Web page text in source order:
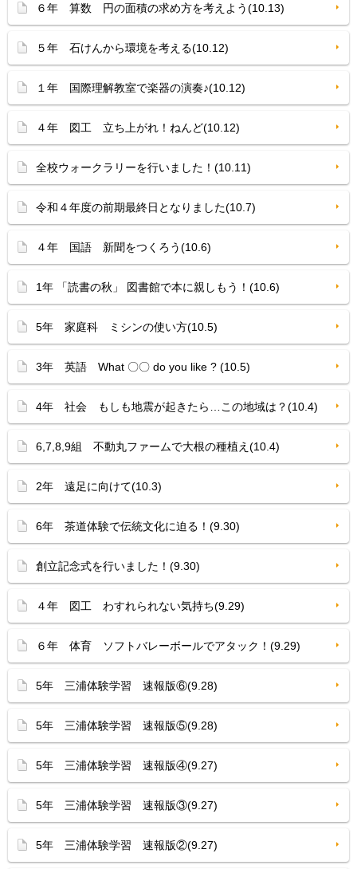
６年 算数 円の面積の求め方を考えよう(10.13)
５年 石けんから環境を考える(10.12)
１年 国際理解教室で楽器の演奏♪(10.12)
４年 図工 立ち上がれ！ねんど(10.12)
全校ウォークラリーを行いました！(10.11)
令和４年度の前期最終日となりました(10.7)
４年 国語 新聞をつくろう(10.6)
1年 「読書の秋」 図書館で本に親しもう！(10.6)
5年 家庭科 ミシンの使い方(10.5)
3年 英語 What 〇〇 do you like ? (10.5)
4年 社会 もしも地震が起きたら…この地域は？(10.4)
6,7,8,9組 不動丸ファームで大根の種植え(10.4)
2年 遠足に向けて(10.3)
6年 茶道体験で伝統文化に迫る！(9.30)
創立記念式を行いました！(9.30)
４年 図工 わすれられない気持ち(9.29)
６年 体育 ソフトバレーボールでアタック！(9.29)
5年 三浦体験学習 速報版⑥(9.28)
5年 三浦体験学習 速報版⑤(9.28)
5年 三浦体験学習 速報版④(9.27)
5年 三浦体験学習 速報版③(9.27)
5年 三浦体験学習 速報版②(9.27)